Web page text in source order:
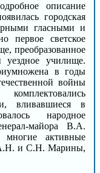
описание
городская
гласными и
первое светское
преобразованное
училище.
в годы
войны
вливавшиеся в
народное
майора В.А.
активные
А.Н. и С.Н. Марины,